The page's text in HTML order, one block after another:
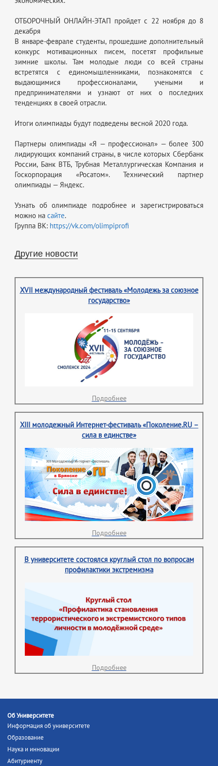
ОТБОРОЧНЫЙ ОНЛАЙН-ЭТАП пройдет с 22 ноября до 8
декабря
В январе-феврале студенты, прошедшие дополнительный
конкурс мотивационных писем, посетят профильные
зимние школы. Там молодые люди со всей страны
встретятся с единомышленниками, познакомятся с
выдающимися профессионалами, учеными и
предпринимателями и узнают от них о последних
тенденциях в своей отрасли.
Итоги олимпиады будут подведены весной 2020 года.
Партнеры олимпиады «Я — профессионал» — более 300
лидирующих компаний страны, в числе которых Сбербанк
России, Банк ВТБ, Трубная Металлургическая Компания и
Госкорпорация «Росатом». Технический партнер
олимпиады — Яндекс.
Узнать об олимпиаде подробнее и зарегистрироваться
можно на сайте.
Группа ВК: https://vk.com/olimpiprofi
Другие новости
XVII международный фестиваль «Молодежь за союзное
государство»
Подробнее
XIII молодежный Интернет-фестиваль «Поколение.RU –
сила в единстве»
Подробнее
В университете состоялся круглый стол по вопросам
профилактики экстремизма
Подробнее
Об Университете
Информация об университете
Образование
Наука и инновации
Абитуриенту